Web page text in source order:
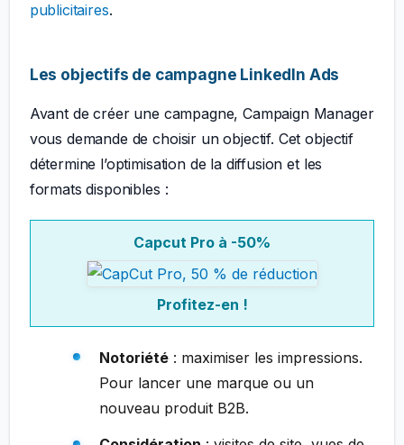
publicitaires.
Les objectifs de campagne LinkedIn Ads
Avant de créer une campagne, Campaign Manager
vous demande de choisir un objectif. Cet objectif
détermine l’optimisation de la diffusion et les
formats disponibles :
Capcut Pro à -50%
Profitez-en !
Notoriété: maximiser les impressions.
Pour lancer une marque ou un
nouveau produit B2B.